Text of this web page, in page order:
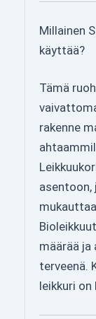
Millainen
käyttää?
Tämä
rakenne
asentoon,
määrää ja
terveenä.
leikkuri